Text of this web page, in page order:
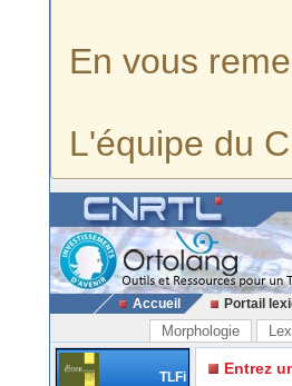
En vous
L'équipe du
Accueil Portail
Morphologie
TLFi Entrez